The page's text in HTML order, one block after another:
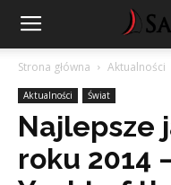
Strona główna Aktualności
Aktualności Świat
Najlepsze
roku 2014